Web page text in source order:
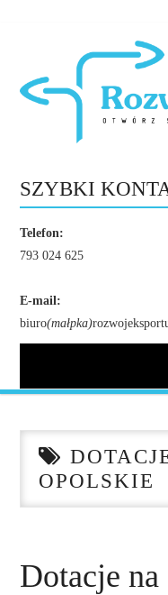
SZYBKI
Telefon:
793 024 625
E-mail:
biuro(małpka)
O NAS
DORADZTWO
OPOLSKIE
Dotacje